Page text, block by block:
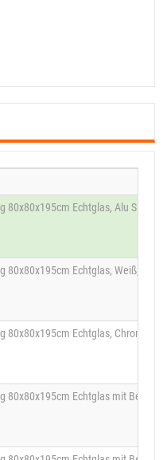
80x80x195cm Echtglas, Alu
80x80x195cm Echtglas, Weiß;
80x80x195cm Echtglas, Chrom;
80x80x195cm Echtglas mit